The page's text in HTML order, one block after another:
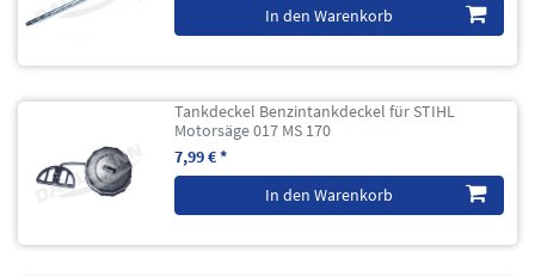
In den Warenkorb
Tankdeckel Benzintankdeckel für STIHL
Motorsäge 017 MS 170
7,99 € *
In den Warenkorb